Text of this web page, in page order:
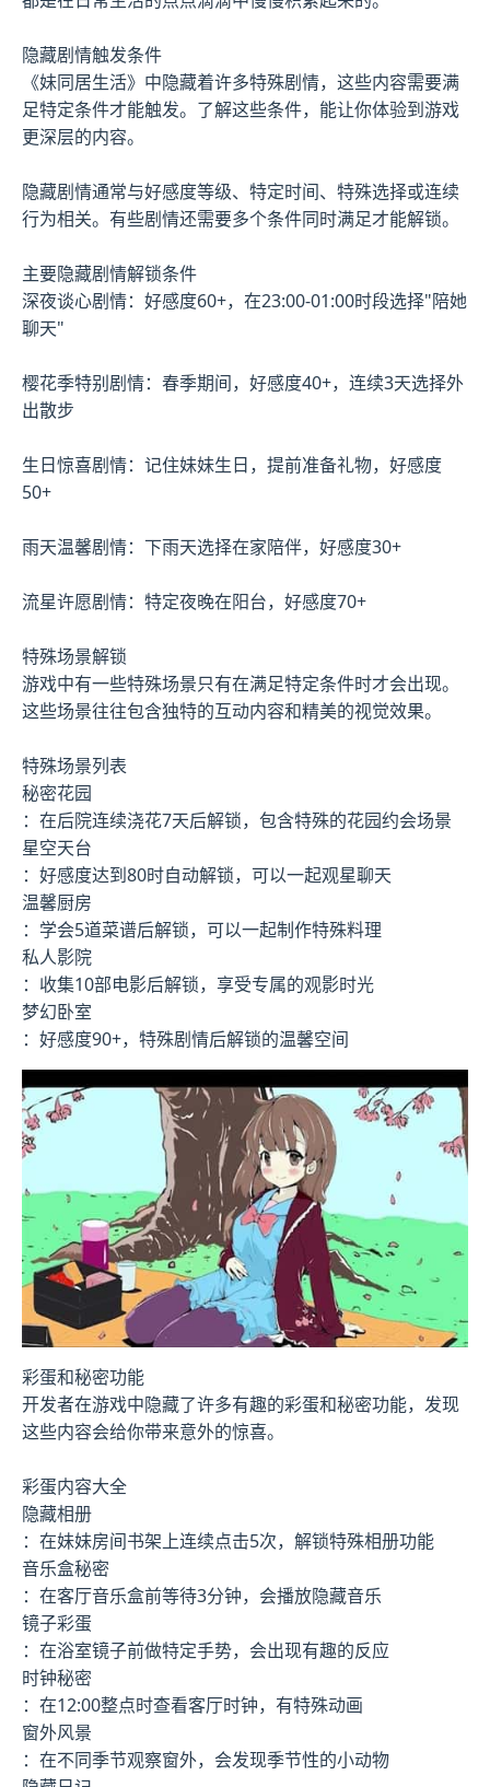
隐藏剧情触发条件
《妹同居生活》中隐藏着许多特殊剧情，这些内容需要满
足特定条件才能触发。了解这些条件，能让你体验到游戏
更深层的内容。
隐藏剧情通常与好感度等级、特定时间、特殊选择或连续
行为相关。有些剧情还需要多个条件同时满足才能解锁。
主要隐藏剧情解锁条件
深夜谈心剧情：好感度60+，在23:00-01:00时段选择"陪她
聊天"
樱花季特别剧情：春季期间，好感度40+，连续3天选择外
出散步
生日惊喜剧情：记住妹妹生日，提前准备礼物，好感度
50+
雨天温馨剧情：下雨天选择在家陪伴，好感度30+
流星许愿剧情：特定夜晚在阳台，好感度70+
特殊场景解锁
游戏中有一些特殊场景只有在满足特定条件时才会出现。
这些场景往往包含独特的互动内容和精美的视觉效果。
特殊场景列表
秘密花园
：在后院连续浇花7天后解锁，包含特殊的花园约会场景
星空天台
：好感度达到80时自动解锁，可以一起观星聊天
温馨厨房
：学会5道菜谱后解锁，可以一起制作特殊料理
私人影院
：收集10部电影后解锁，享受专属的观影时光
梦幻卧室
：好感度90+，特殊剧情后解锁的温馨空间
彩蛋和秘密功能
开发者在游戏中隐藏了许多有趣的彩蛋和秘密功能，发现
这些内容会给你带来意外的惊喜。
彩蛋内容大全
隐藏相册
：在妹妹房间书架上连续点击5次，解锁特殊相册功能
音乐盒秘密
：在客厅音乐盒前等待3分钟，会播放隐藏音乐
镜子彩蛋
：在浴室镜子前做特定手势，会出现有趣的反应
时钟秘密
：在12:00整点时查看客厅时钟，有特殊动画
窗外风景
：在不同季节观察窗外，会发现季节性的小动物